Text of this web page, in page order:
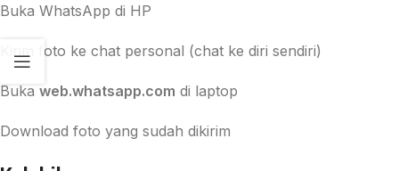
Buka WhatsApp di HP
Kirim foto ke chat personal (chat ke diri sendiri)
Buka web.whatsapp.com di laptop
Download foto yang sudah dikirim